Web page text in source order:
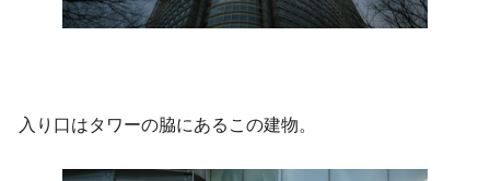
入り口はタワーの脇にあるこの建物。